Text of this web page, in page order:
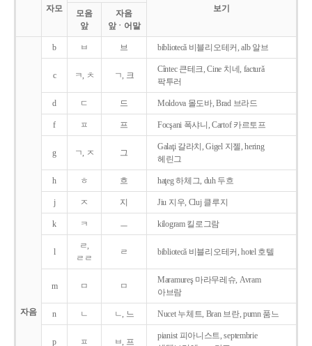
자모
보기
모음
앞
자음
앞ㆍ어말
자음
b ㅂ 브 bibliotecǎ 비블리오테커, alb 알브
c ㅋ, ㅊ ㄱ, 크
Cîntec 큰테크, Cine 치네, facturǎ
팍투러
d ㄷ 드 Moldova 몰도바, Brad 브라드
f ㅍ 프 Focşani 폭샤니, Cartof 카르토프
g ㄱ, ㅈ 그
Galaţi 갈라치, Gigel 지젤, hering
헤린그
h ㅎ 흐 haţeg 하체그, duh 두흐
j ㅈ 지 Jiu 지우, Cluj 클루지
k ㅋ ㅡ kilogram 킬로그람
l
ㄹ,
ㄹㄹ
ㄹ bibliotecǎ 비블리오테커, hotel 호텔
m ㅁ ㅁ
Maramureş 마라무레슈, Avram
아브람
n ㄴ ㄴ, 느 Nucet 누체트, Bran 브란, pumn 품느
p ㅍ ㅂ, 프
pianist 피아니스트, septembrie